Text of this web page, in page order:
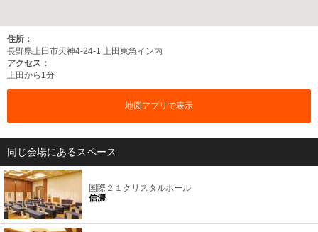
住所：
長野県上田市天神4-24-1 上田東急イン内
アクセス：
上田から1分
地図アプリで表示
同じ会場にあるスペース
国際２１クリスタルホール
信濃